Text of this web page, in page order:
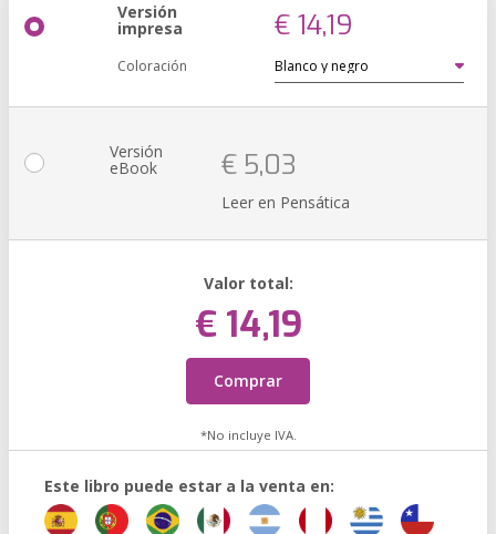
Versión
impresa € 14,19
Coloración
Versión
eBook € 5,03
Leer en Pensática
Valor total:
€ 14,19
Comprar
*No incluye IVA.
Este libro puede estar a la venta en: